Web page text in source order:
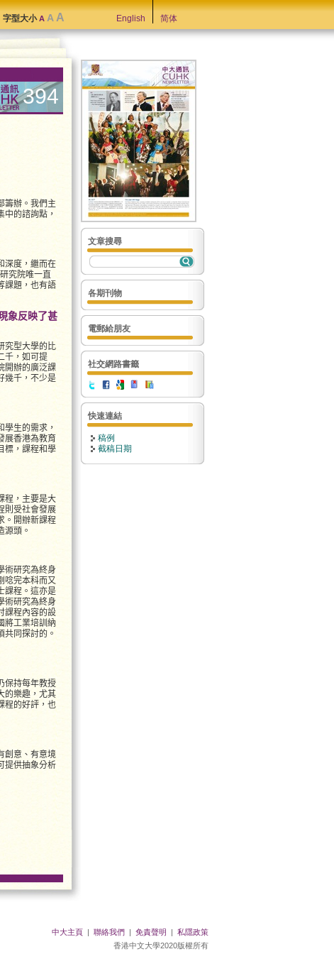
字型大小A A A English 简体
394
籌辦。我們主
的諮詢點，
深度，繼而在
究院唯一直
課題，也有語
象反映了甚
究型大學的比
千，如可提
開辦的廣泛課
幾千，不少是
生的需求，
展香港為教育
標，課程和學
程，主要是大
則受社會發展
。開辦新課程
源頭。
術研究為終身
唸完本科而又
課程。這亦是
術研究為終身
課程內容的設
將工業培訓納
共同探討的。
保持每年教授
的樂趣，尤其
程的好評，也
創意、有意境
提供抽象分析
文章搜尋
各期刊物
電郵給朋友
社交網路書籤
快速連結
稿例
截稿日期
中大主頁 | 聯絡我們 | 免責聲明 | 私隱政策
香港中文大學2020版權所有